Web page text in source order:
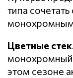
типа
Цветные
монохромный
этом сезоне